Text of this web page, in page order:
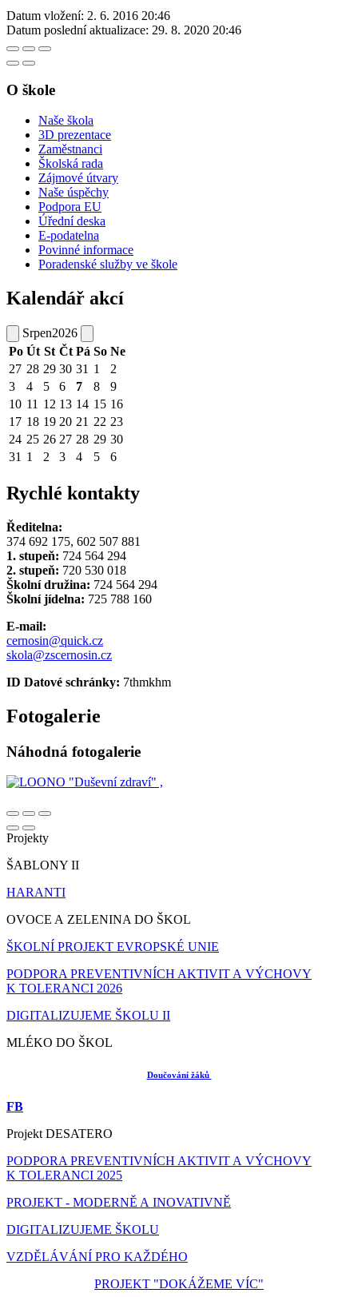
Datum vložení: 2. 6. 2016 20:46
Datum poslední aktualizace: 29. 8. 2020 20:46
O škole
Naše škola
3D prezentace
Zaměstnanci
Školská rada
Zájmové útvary
Naše úspěchy
Podpora EU
Úřední deska
E-podatelna
Povinné informace
Poradenské služby ve škole
Kalendář akcí
Srpen2026
Po Út St Čt Pá So Ne
27 28 29 30 31 1
2
3
4 5 6 7 8
9
10 11 12 13 14 15 16
17 18 19 20 21 22 23
24 25 26 27 28 29 30
31 1 2 3 4 5 6
Rychlé kontakty
Ředitelna:
374 692 175, 602 507 881
1. stupeň: 724 564 294
2. stupeň: 720 530 018
Školní družina: 724 564 294
Školní jídelna: 725 788 160
E-mail:
cernosin@quick.cz
skola@zscernosin.cz
ID Datové schránky: 7thmkhm
Fotogalerie
Náhodná fotogalerie
Projekty
ŠABLONY II
HARANTI
OVOCE A ZELENINA DO ŠKOL
ŠKOLNÍ PROJEKT EVROPSKÉ UNIE
PODPORA PREVENTIVNÍCH AKTIVIT A VÝCHOVY
K TOLERANCI 2026
DIGITALIZUJEME ŠKOLU II
MLÉKO DO ŠKOL
Doučování žáků
FB
Projekt DESATERO
PODPORA PREVENTIVNÍCH AKTIVIT A VÝCHOVY
K TOLERANCI 2025
PROJEKT - MODERNĚ A INOVATIVNĚ
DIGITALIZUJEME ŠKOLU
VZDĚLÁVÁNÍ PRO KAŽDÉHO
PROJEKT "DOKÁŽEME VÍC"